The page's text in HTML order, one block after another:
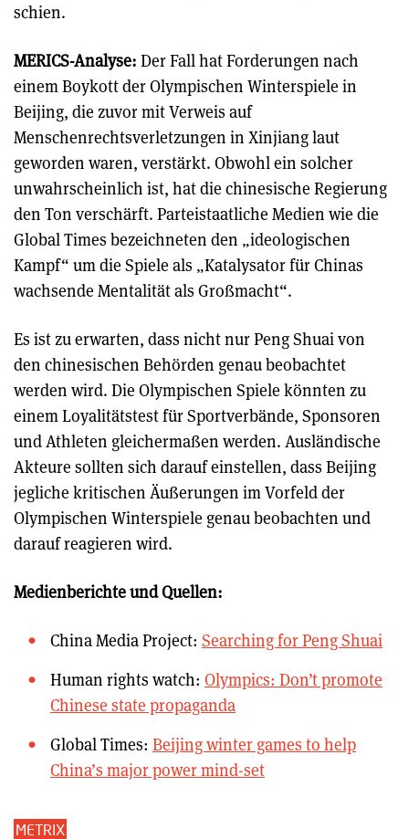
schien.
MERICS-Analyse: Der Fall hat Forderungen nach
einem Boykott der Olympischen Winterspiele in
Beijing, die zuvor mit Verweis auf
Menschenrechtsverletzungen in Xinjiang laut
geworden waren, verstärkt. Obwohl ein solcher
unwahrscheinlich ist, hat die chinesische Regierung
den Ton verschärft. Parteistaatliche Medien wie die
Global Times bezeichneten den „ideologischen
Kampf“ um die Spiele als „Katalysator für Chinas
wachsende Mentalität als Großmacht“.
Es ist zu erwarten, dass nicht nur Peng Shuai von
den chinesischen Behörden genau beobachtet
werden wird. Die Olympischen Spiele könnten zu
einem Loyalitätstest für Sportverbände, Sponsoren
und Athleten gleichermaßen werden. Ausländische
Akteure sollten sich darauf einstellen, dass Beijing
jegliche kritischen Äußerungen im Vorfeld der
Olympischen Winterspiele genau beobachten und
darauf reagieren wird.
Medienberichte und Quellen:
China Media Project: Searching for Peng Shuai
Human rights watch: Olympics: Don’t promote
Chinese state propaganda
Global Times: Beijing winter games to help
China’s major power mind-set
METRIX